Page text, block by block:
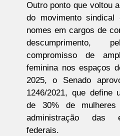
Outro ponto que voltou
do movimento
nomes em cargos de
compromisso de
feminina nos espaços
2025, o Senado
1246/2021, que define
de 30% de
administração das
federais.